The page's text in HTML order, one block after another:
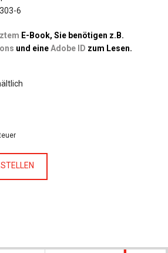
6
E-Book, Sie benötigen z.B.
und eineAdobe ID zum Lesen.